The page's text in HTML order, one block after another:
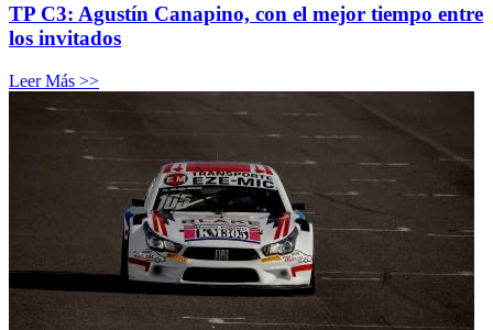
TP C3: Agustín Canapino, con el mejor tiempo entre
los invitados
Leer Más >>